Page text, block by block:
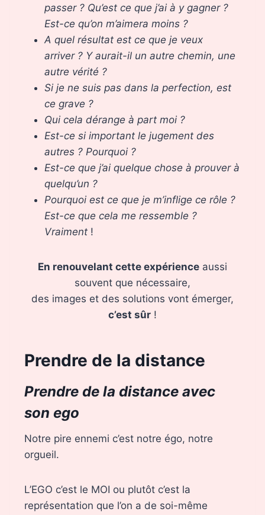
passer ? Qu’est ce que j’ai à y gagner ?
Est-ce qu’on m’aimera moins ?
A quel résultat est ce que je veux
arriver ? Y aurait-il un autre chemin, une
autre vérité ?
Si je ne suis pas dans la perfection, est
ce grave ?
Qui cela dérange à part moi ?
Est-ce si important le jugement des
autres ? Pourquoi ?
Est-ce que j’ai quelque chose à prouver à
quelqu’un ?
Pourquoi est ce que je m’inflige ce rôle ?
Est-ce que cela me ressemble ?
Vraiment !
En renouvelant cette expérience aussi
souvent que nécessaire,
des images et des solutions vont émerger,
c’est sûr !
Prendre de la distance
Prendre de la distance avec
son ego
Notre pire ennemi c’est notre égo, notre
orgueil.
L’EGO c’est le MOI ou plutôt c’est la
représentation que l’on a de soi-même